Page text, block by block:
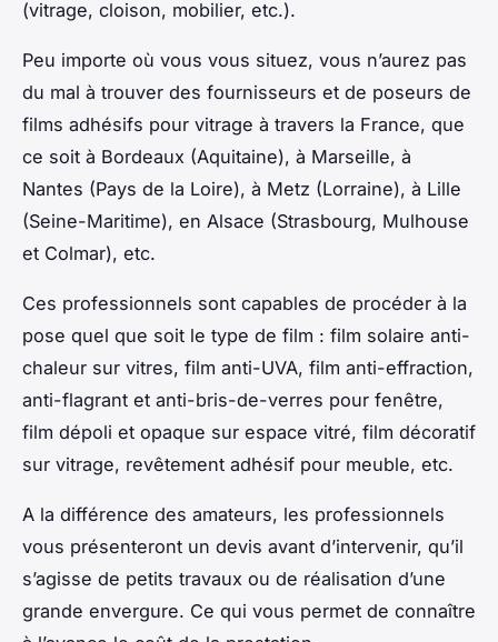
(vitrage, cloison, mobilier, etc.).
Peu importe où vous vous situez, vous n’aurez pas
du mal à trouver des fournisseurs et de poseurs de
films adhésifs pour vitrage à travers la France, que
ce soit à Bordeaux (Aquitaine), à Marseille, à
Nantes (Pays de la Loire), à Metz (Lorraine), à Lille
(Seine-Maritime), en Alsace (Strasbourg, Mulhouse
et Colmar), etc.
Ces professionnels sont capables de procéder à la
pose quel que soit le type de film : film solaire anti-
chaleur sur vitres, film anti-UVA, film anti-effraction,
anti-flagrant et anti-bris-de-verres pour fenêtre,
film dépoli et opaque sur espace vitré, film décoratif
sur vitrage, revêtement adhésif pour meuble, etc.
A la différence des amateurs, les professionnels
vous présenteront un devis avant d’intervenir, qu’il
s’agisse de petits travaux ou de réalisation d’une
grande envergure. Ce qui vous permet de connaître